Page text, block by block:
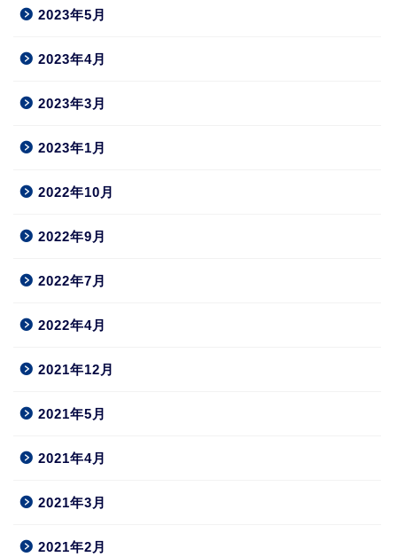
2023年5月
2023年4月
2023年3月
2023年1月
2022年10月
2022年9月
2022年7月
2022年4月
2021年12月
2021年5月
2021年4月
2021年3月
2021年2月